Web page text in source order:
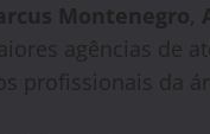
Montenegro,
agências de
profissionais da